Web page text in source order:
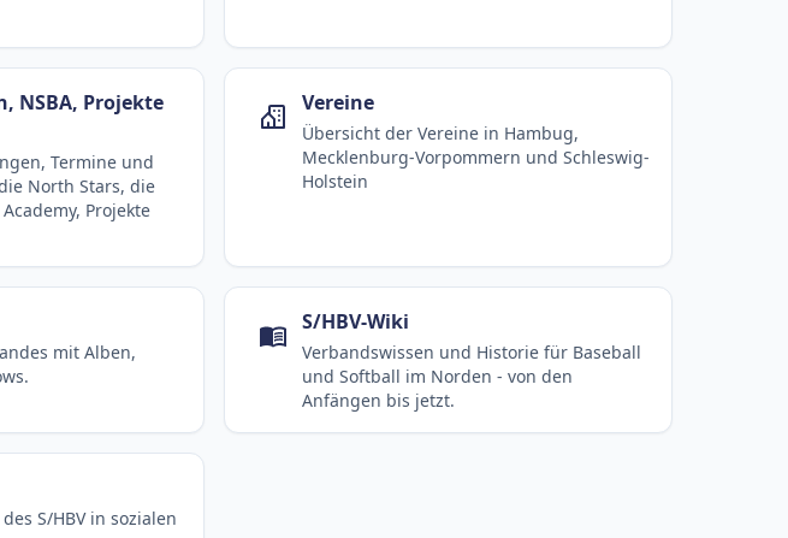
NSBA, Projekte
Termine und
North Stars, die
Projekte
Vereine
Übersicht der Vereine in Hambug,
Mecklenburg-Vorpommern und Schleswig-
Holstein
mit Alben,
S/HBV-Wiki
Verbandswissen und Historie für Baseball
und Softball im Norden - von den
Anfängen bis jetzt.
S/HBV in sozialen